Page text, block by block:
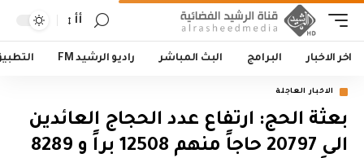
أأ
اخر الاخبار البرامج البث المباشر راديو الرشيد FM
الاخبار العاجلة
بعثة الحج: ارتفاع عدد الحجاج العائدين
الى 20797 حاجاً منهم 12508 براً و 8289